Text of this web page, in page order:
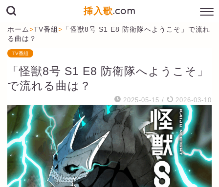
挿入歌.com
ホーム>TV番組> 「怪獣8号 S1 E8 防衛隊へようこそ」で流れ
る曲は？
TV番組
「怪獣8号 S1 E8 防衛隊へようこそ」
で流れる曲は？
2025-05-15 / 2026-03-10